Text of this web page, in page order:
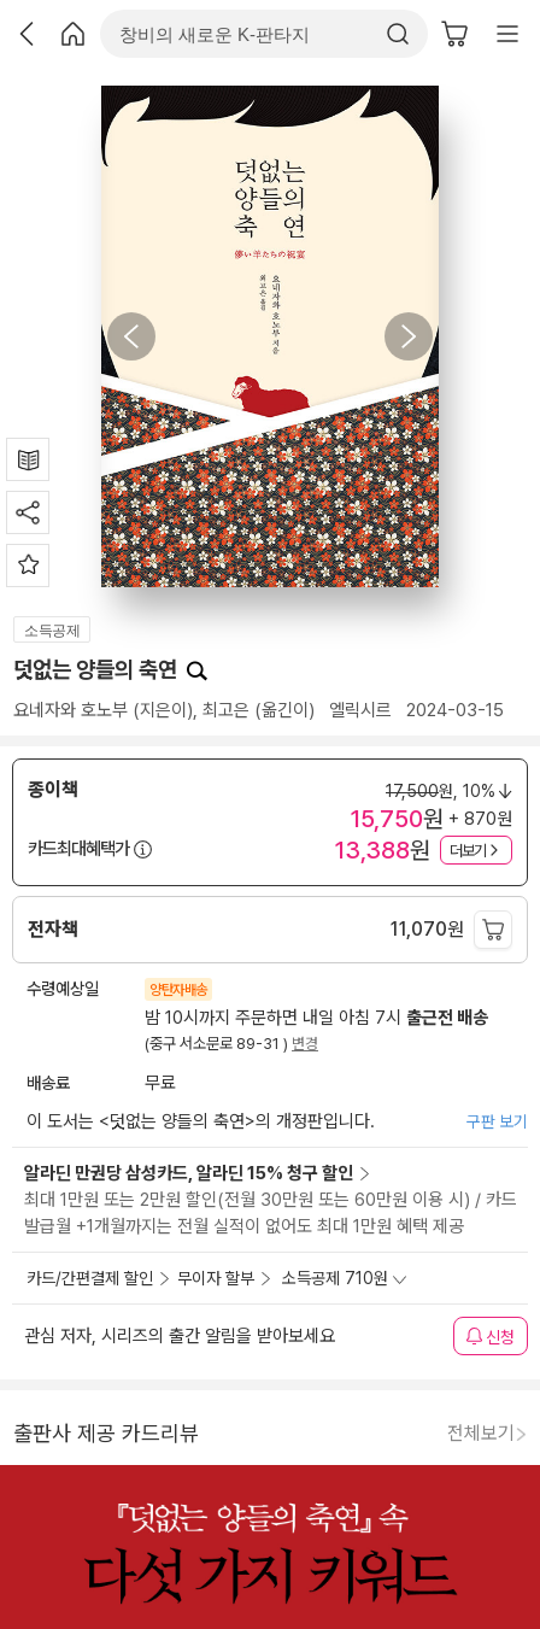
소득공제
덧없는 양들의 축연
요네자와 호노부 (지은이), 최고은 (옮긴이) 엘릭시르 2024-03-15
종이책 17,500원, 10%
15,750원 + 870원
카드최대혜택가
13,388원 더보기
전자책 11,070원
수령예상일 양탄자배송
밤 10시까지 주문하면 내일 아침 7시 출근전 배송
(중구 서소문로 89-31 ) 변경
배송료
무료
이 도서는 <덧없는 양들의 축연>의 개정판입니다. 구판 보기
알라딘 만권당 삼성카드, 알라딘 15% 청구 할인
최대 1만원 또는 2만원 할인(전월 30만원 또는 60만원 이용 시) / 카드
발급월 +1개월까지는 전월 실적이 없어도 최대 1만원 혜택 제공
카드/간편결제 할인 무이자 할부 소득공제 710원
관심 저자, 시리즈의 출간 알림을 받아보세요 신청
출판사 제공 카드리뷰 전체보기